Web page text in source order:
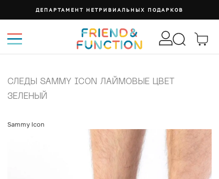
ДЕПАРТАМЕНТ НЕТРИВИАЛЬНЫХ ПОДАРКОВ
СЛЕДЫ SAMMY ICON ЛАЙМОВЫЕ ЦВЕТ
ЗЕЛЕНЫЙ
Sammy Icon